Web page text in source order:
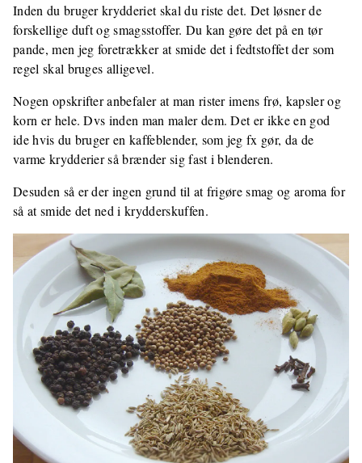
Inden du bruger krydderiet skal du riste det. Det løsner de
forskellige duft og smagsstoffer. Du kan gøre det på en tør
pande, men jeg foretrækker at smide det i fedtstoffet der som
regel skal bruges alligevel.
Nogen opskrifter anbefaler at man rister imens frø, kapsler og
korn er hele. Dvs inden man maler dem. Det er ikke en god
ide hvis du bruger en kaffeblender, som jeg fx gør, da de
varme krydderier så brænder sig fast i blenderen.
Desuden så er der ingen grund til at frigøre smag og aroma for
så at smide det ned i krydderskuffen.